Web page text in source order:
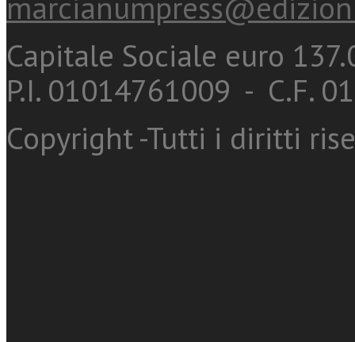
Capitale Sociale euro
P.I. 01014761009 - C.F.
Copyright -Tutti i diritti